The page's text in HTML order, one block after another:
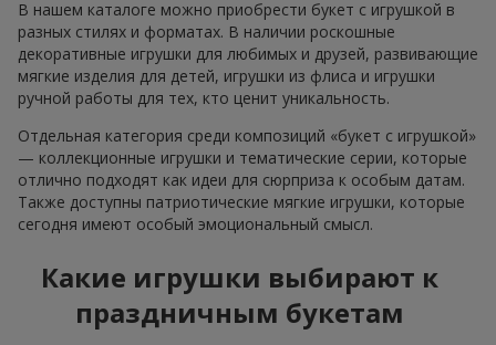
В нашем каталоге можно приобрести букет с игрушкой в
разных стилях и форматах. В наличии роскошные
декоративные игрушки для любимых и друзей, развивающие
мягкие изделия для детей, игрушки из флиса и игрушки
ручной работы для тех, кто ценит уникальность.
Отдельная категория среди композиций «букет с игрушкой»
— коллекционные игрушки и тематические серии, которые
отлично подходят как идеи для сюрприза к особым датам.
Также доступны патриотические мягкие игрушки, которые
сегодня имеют особый эмоциональный смысл.
Какие игрушки выбирают к
праздничным букетам